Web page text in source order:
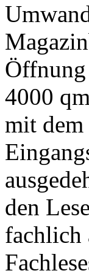
4000
mit dem
den
fachlich